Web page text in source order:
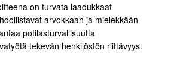
on turvata laadukkaat
arvokkaan ja mielekkään
potilasturvallisuutta
tekevän henkilöstön riittävyys.